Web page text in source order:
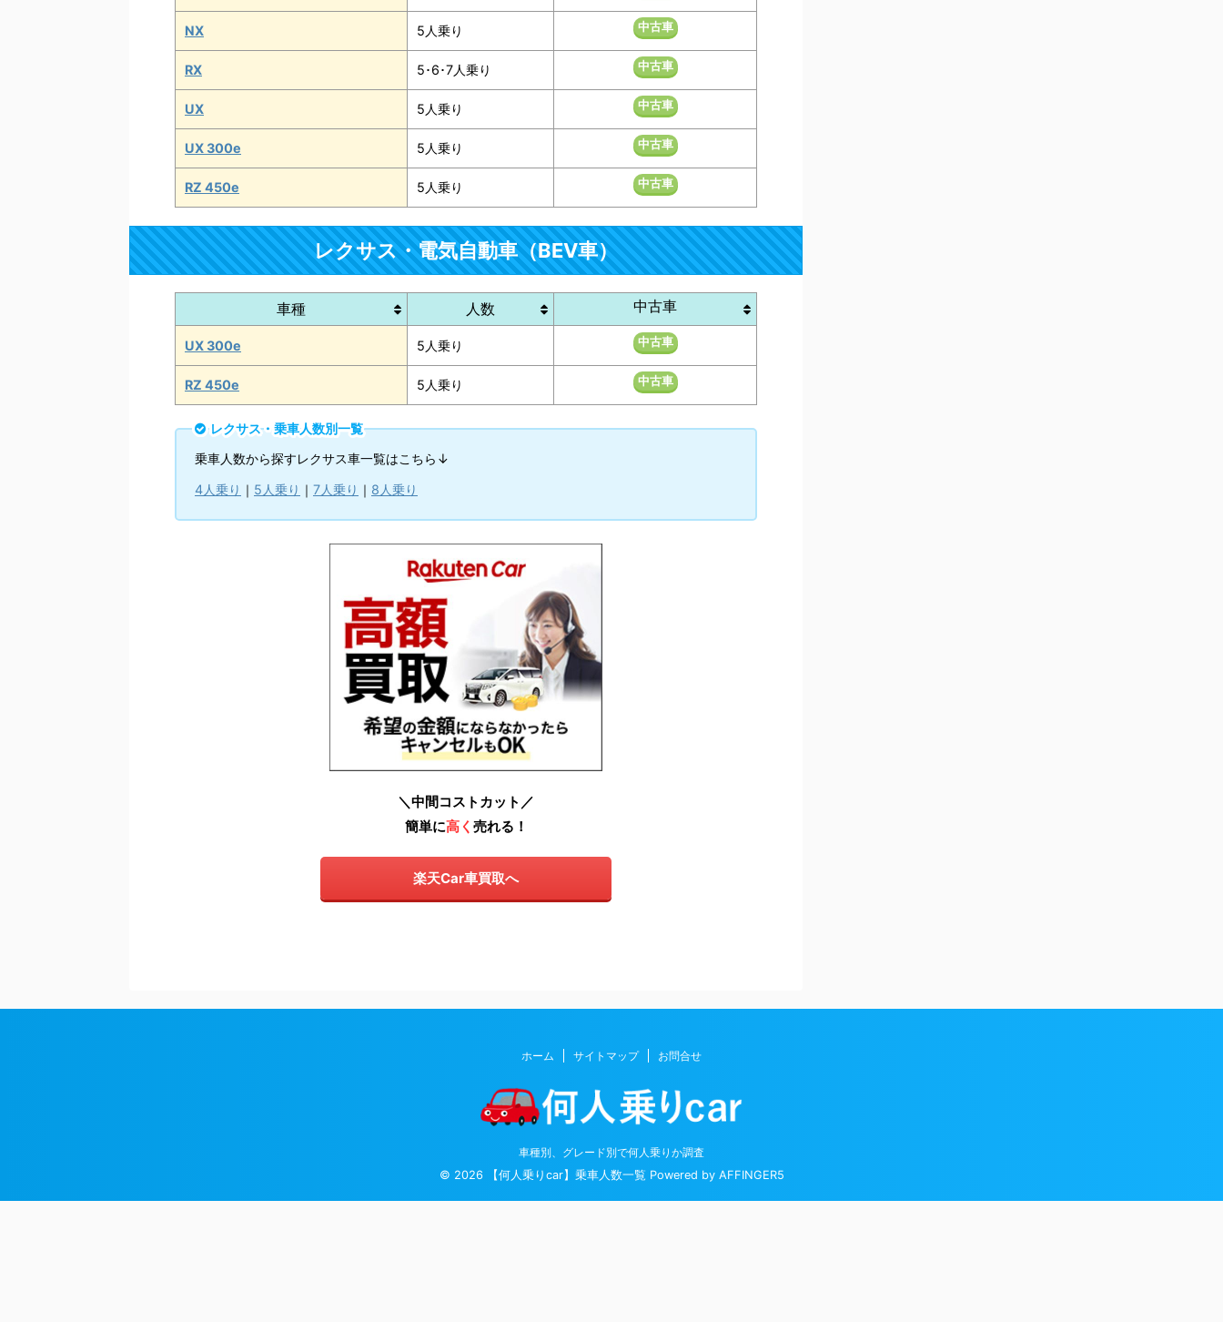
NX 5人乗り 中古車
RX 5･6･7人乗り 中古車
UX 5人乗り 中古車
UX 300e 5人乗り 中古車
RZ 450e 5人乗り 中古車
レクサス・電気自動車（BEV車）
車種 人数 中古車
UX 300e 5人乗り 中古車
RZ 450e 5人乗り 中古車
レクサス・乗車人数別一覧
乗車人数から探すレクサス車一覧はこちら↓
4人乗り ｜ 5人乗り ｜ 7人乗り ｜ 8人乗り
＼中間コストカット／
簡単に高く 売れる！
楽天Car車買取へ
ホーム サイトマップ お問合せ
車種別、グレード別で何人乗りか調査
© 2026 【何人乗りcar】乗車人数一覧 Powered by AFFINGER5